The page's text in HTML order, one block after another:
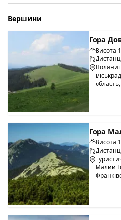
Скалодром
Оренда альтанок
Екскурсії регіоном
Квадротури
Paintball / Airsoft
Боулінг
Більярд
Дитячий клуб та
Сноубайк
Прогулянки на собачих
Сноутьюбінг
Сноупарк
Прокат квадроциклів,
Big-Airbag
Вершини
Гора
Висота
Гора
Висота
Малий